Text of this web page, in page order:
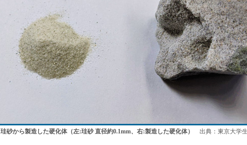
珪砂から製造した硬化体（左:珪砂 直径約0.1mm、右:製造した硬化体） 出典：東京大学